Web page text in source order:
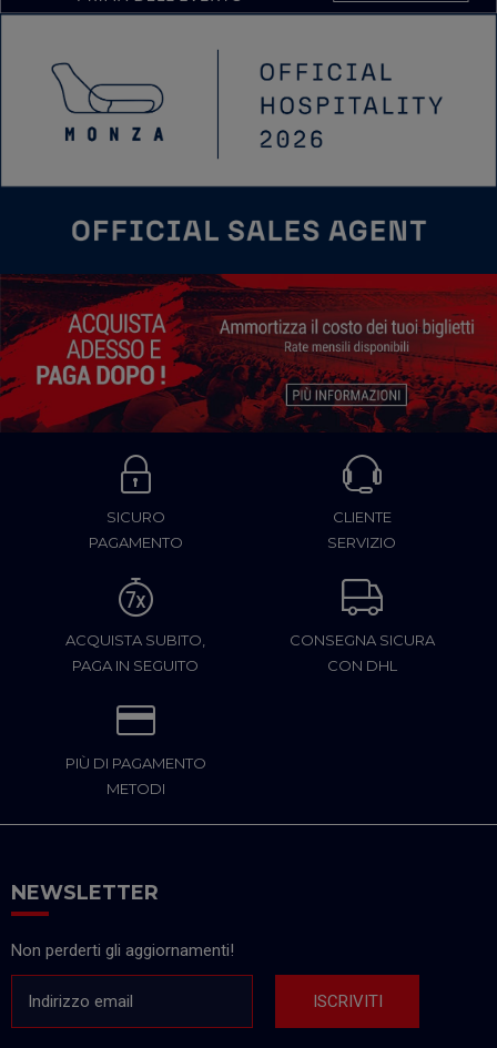
SICURO
PAGAMENTO
CLIENTE
SERVIZIO
ACQUISTA SUBITO,
PAGA IN SEGUITO
CONSEGNA SICURA
CON DHL
PIÙ DI PAGAMENTO
METODI
NEWSLETTER
Non perderti gli aggiornamenti!
Indirizzo email ISCRIVITI